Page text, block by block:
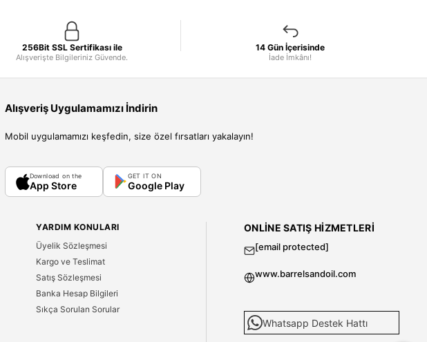
256Bit SSL Sertifikası ile
Alışverişte Bilgileriniz Güvende.
14 Gün İçerisinde
İade İmkânı!
Alışveriş Uygulamamızı İndirin
Mobil uygulamamızı keşfedin, size özel fırsatları yakalayın!
Download on the
App Store
GET IT ON
Google Play
YARDIM KONULARI
Üyelik Sözleşmesi
Kargo ve Teslimat
Satış Sözleşmesi
Banka Hesap Bilgileri
Sıkça Sorulan Sorular
ONLINE SATIŞ HIZMETLERI
[email protected]
www.barrelsandoil.com
Whatsapp Destek Hattı